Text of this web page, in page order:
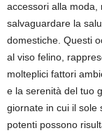
accessori alla moda,
salvaguardare la
domestiche. Questi
al viso felino,
molteplici fattori
e la serenità del tuo
giornate in cui il sole
potenti possono